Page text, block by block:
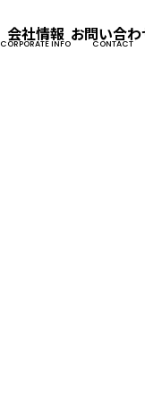
会社情報
CORPORATE INFOお問い合わ
CONTACT